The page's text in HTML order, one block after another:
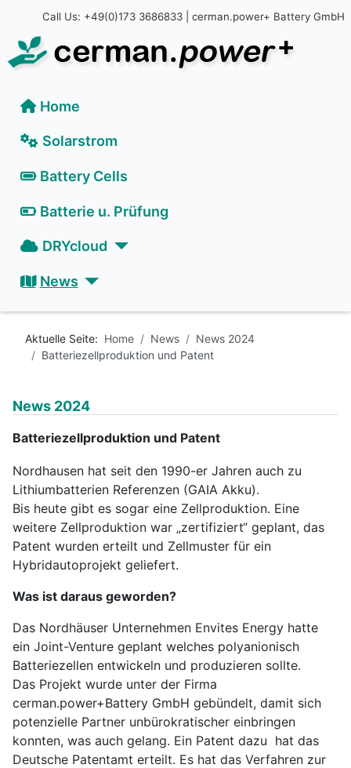
Call Us: +49(0)173 3686833 | cerman.power+ Battery GmbH
Home
Solarstrom
Battery Cells
Batterie u. Prüfung
DRYcloud
News
Aktuelle Seite: Home News
News 2024
Batteriezellproduktion und Patent
News 2024
Batteriezellproduktion und Patent
Nordhausen hat seit den 1990-er Jahren auch zu
Lithiumbatterien Referenzen (GAIA Akku).
Bis heute gibt es sogar eine Zellproduktion. Eine
weitere Zellproduktion war „zertifiziert“ geplant, das
Patent wurden erteilt und Zellmuster für ein
Hybridautoprojekt geliefert.
Was ist daraus geworden?
Das Nordhäuser Unternehmen Envites Energy hatte
ein Joint-Venture geplant welches polyanionisch
Batteriezellen entwickeln und produzieren sollte.
Das Projekt wurde unter der Firma
cerman.power+Battery GmbH gebündelt, damit sich
potenzielle Partner unbürokratischer einbringen
konnten, was auch gelang. Ein Patent dazu hat das
Deutsche Patentamt erteilt. Es hat das Verfahren zur